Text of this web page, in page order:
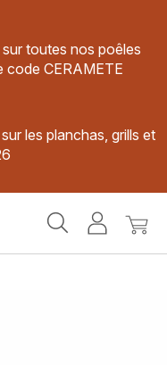
toutes nos poêles
code CERAMETE
les planchas, grills et
MonMon